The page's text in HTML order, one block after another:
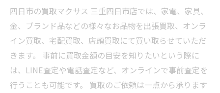
四日市の買取マクサス 三重四日市店では、家電、家具、
金、ブランド品などの様々なお品物を出張買取、オンラ
イン買取、宅配買取、店頭買取にて買い取らせていただ
きます。 事前に買取金額の目安を知りたいという際に
は、LINE査定や電話査定など、オンラインで事前査定を
行うことも可能です。 買取のご依頼は一点から承ります